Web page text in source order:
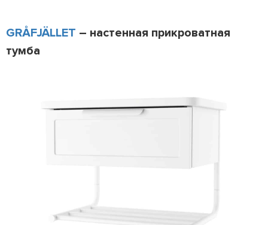
GRÅFJÄLLET – настенная прикроватная
тумба